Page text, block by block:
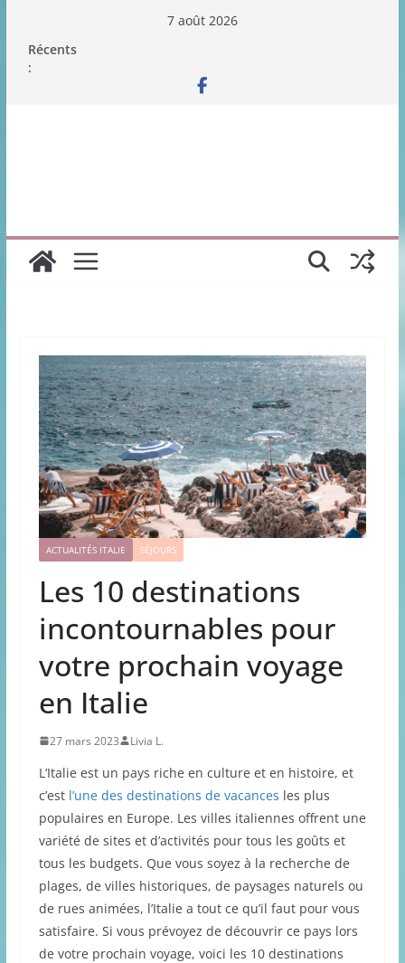
contenu
7 août 2026
Récents
:
ACTUALITÉS ITALIE SÉJOURS
Les 10 destinations
incontournables pour
votre prochain voyage
en Italie
27 mars 2023 Livia L.
L’Italie est un pays riche en culture et en histoire, et
c’estl’une des destinations de vacances les plus
populaires en Europe. Les villes italiennes offrent une
variété de sites et d’activités pour tous les goûts et
tous les budgets. Que vous soyez à la recherche de
plages, de villes historiques, de paysages naturels ou
de rues animées, l’Italie a tout ce qu’il faut pour vous
satisfaire. Si vous prévoyez de découvrir ce pays lors
de votre prochain voyage, voici les 10 destinations